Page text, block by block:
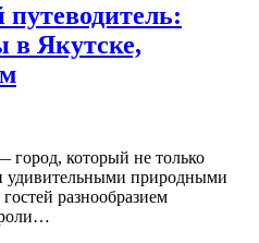
в Якутске,
город, который не только
удивительными природными
разнообразием